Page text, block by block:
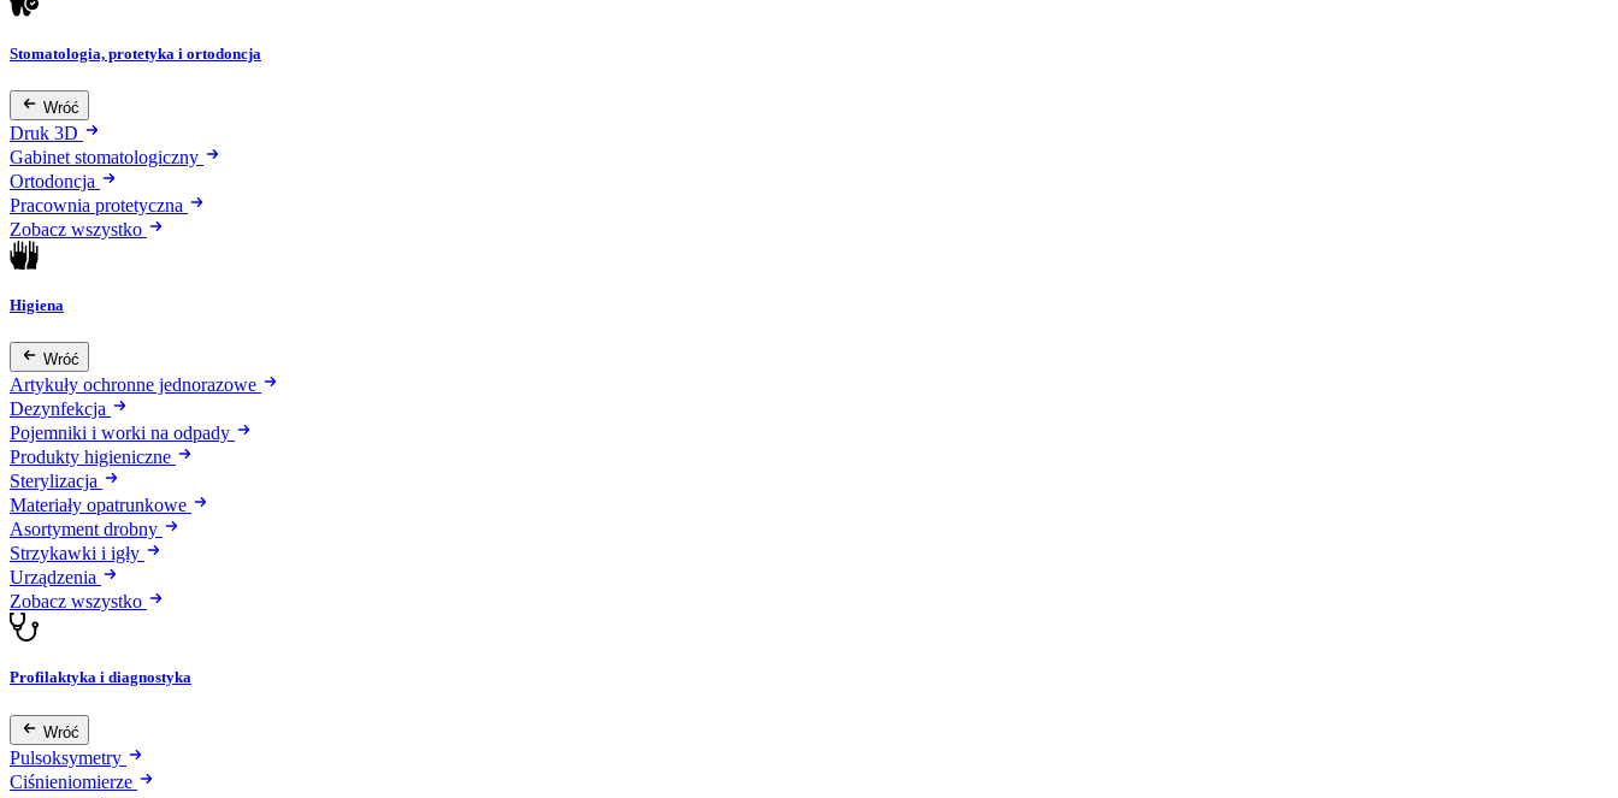
Stomatologia, protetyka i ortodoncja
Wróć
Druk 3D
Gabinet stomatologiczny
Ortodoncja
Pracownia protetyczna
Zobacz wszystko
Higiena
Wróć
Artykuły ochronne jednorazowe
Dezynfekcja
Pojemniki i worki na odpady
Produkty higieniczne
Sterylizacja
Materiały opatrunkowe
Asortyment drobny
Strzykawki i igły
Urządzenia
Zobacz wszystko
Profilaktyka i diagnostyka
Wróć
Pulsoksymetry
Ciśnieniomierze